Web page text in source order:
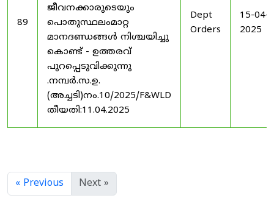
89
ജീവനക്കാരുടെയും
പൊതുസ്ഥലംമാറ്റ
മാനദണ്ഡങ്ങൾ നിശ്ചയിച്ചു
കൊണ്ട് - ഉത്തരവ്
പുറപ്പെടുവിക്കുന്നു
.നമ്പർ.സ.ഉ.
(അച്ചടി)നം.10/2025/F&WLD
തീയതി:11.04.2025
Dept
Orders
15-04-
2025
« Previous Next »